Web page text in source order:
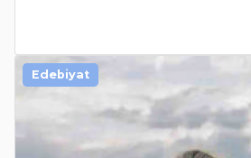
Edebiyat